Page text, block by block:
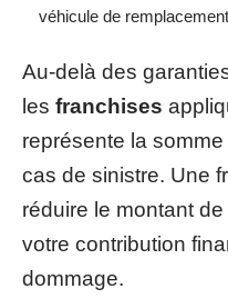
véhicule de
Au-delà des
les franchises
représente la
cas de sinistre. Une
réduire le montant
votre contribution
dommage.